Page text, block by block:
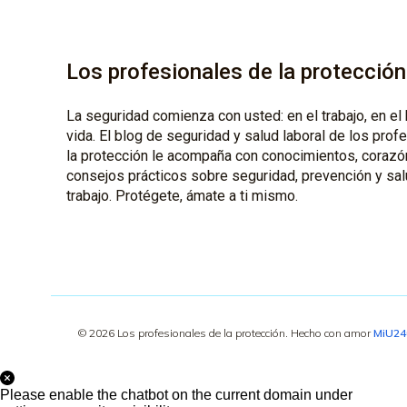
Los profesionales de la protección
La seguridad comienza con usted: en el trabajo, en el
vida. El blog de seguridad y salud laboral de los
la protección le acompaña con conocimientos,
consejos prácticos sobre seguridad, prevención y
trabajo. Protégete, ámate a ti mismo.
© 2026 Los profesionales de la protección. Hecho con amor
Please enable the chatbot on the current domain under